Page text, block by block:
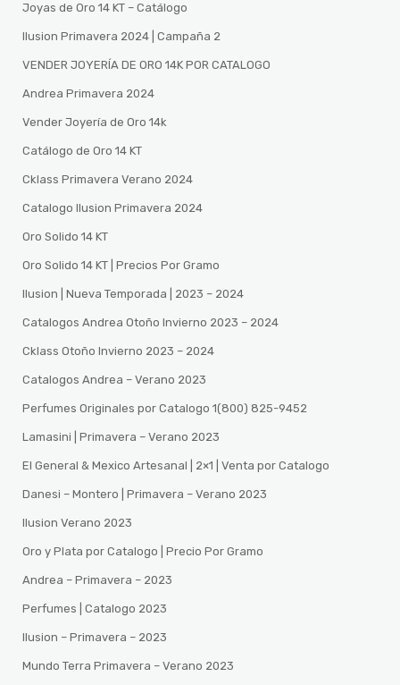
Joyas de Oro 14 KT – Catálogo
Ilusion Primavera 2024 | Campaña 2
VENDER JOYERÍA DE ORO 14K POR CATALOGO
Andrea Primavera 2024
Vender Joyería de Oro 14k
Catálogo de Oro 14 KT
Cklass Primavera Verano 2024
Catalogo Ilusion Primavera 2024
Oro Solido 14 KT
Oro Solido 14 KT | Precios Por Gramo
Ilusion | Nueva Temporada | 2023 – 2024
Catalogos Andrea Otoño Invierno 2023 – 2024
Cklass Otoño Invierno 2023 – 2024
Catalogos Andrea – Verano 2023
Perfumes Originales por Catalogo 1(800) 825-9452
Lamasini | Primavera – Verano 2023
El General & Mexico Artesanal | 2×1 | Venta por Catalogo
Danesi – Montero | Primavera – Verano 2023
Ilusion Verano 2023
Oro y Plata por Catalogo | Precio Por Gramo
Andrea – Primavera – 2023
Perfumes | Catalogo 2023
Ilusion – Primavera – 2023
Mundo Terra Primavera – Verano 2023